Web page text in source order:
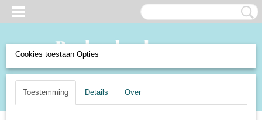
Inloggen Registreren
(0)
Cookies toestaan Opties
Toestemming Details Over